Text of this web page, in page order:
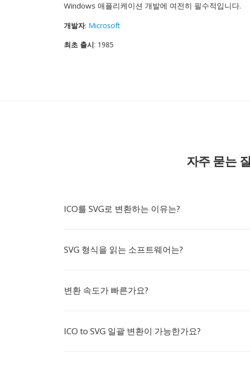
Windows 애플리케이션 개발에 여전히 필수적입니다.
개발자: Microsoft
최초 출시: 1985
자주 묻는
ICO를 SVG로 변환하는 이유는?
SVG 형식을 읽는 소프트웨어는?
변환 속도가 빠른가요?
ICO to SVG 일괄 변환이 가능한가요?